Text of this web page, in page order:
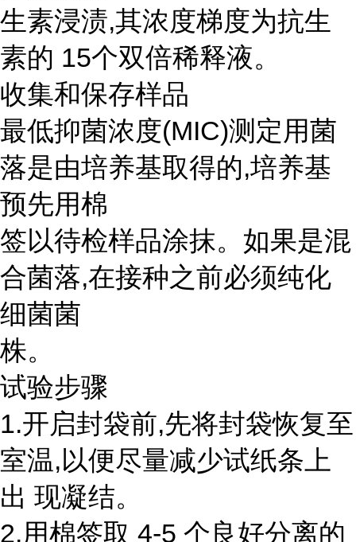
生素浸渍,其浓度梯度为抗生
素的 15个双倍稀释液。
收集和保存样品
最低抑菌浓度(MIC)测定用菌
落是由培养基取得的,培养基
预先用棉
签以待检样品涂抹。如果是混
合菌落,在接种之前必须纯化
细菌菌
株。
试验步骤
1.开启封袋前,先将封袋恢复至
室温,以便尽量减少试纸条上
出 现凝结。
2.用棉签取 4-5 个良好分离的